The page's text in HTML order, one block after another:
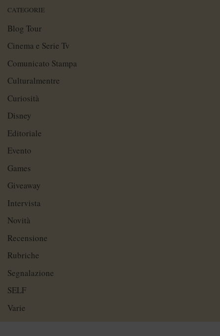
CATEGORIE
Blog Tour
Cinema e Serie Tv
Comunicato Stampa
Culturalmentre
Curiosità
Disney
Editoriale
Evento
Games
Giveaway
Intervista
Novità
Recensione
Rubriche
Segnalazione
SELF
Varie